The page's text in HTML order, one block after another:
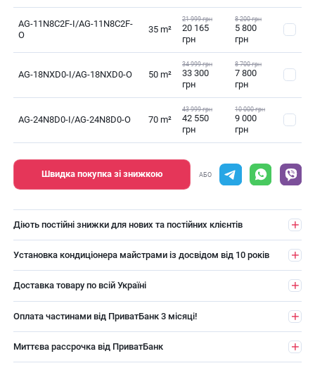
AG-11N8C2F-I/AG-11N8C2F-
O
35 m²
21 999 грн
20 165
грн
8 200 грн
5 800
грн
AG-18NXD0-I/AG-18NXD0-O 50 m²
34 999 грн
33 300
грн
8 700 грн
7 800
грн
AG-24N8D0-I/AG-24N8D0-O 70 m²
43 999 грн
42 550
грн
10 000 грн
9 000
грн
Швидка покупка зі знижкою АБО
Діють постійні знижки для нових та постійних клієнтів
Установка кондиціонера майстрами із досвідом від 10 років
Доставка товару по всій Україні
Оплата частинами від ПриватБанк 3 місяці!
Миттєва рассрочка від ПриватБанк